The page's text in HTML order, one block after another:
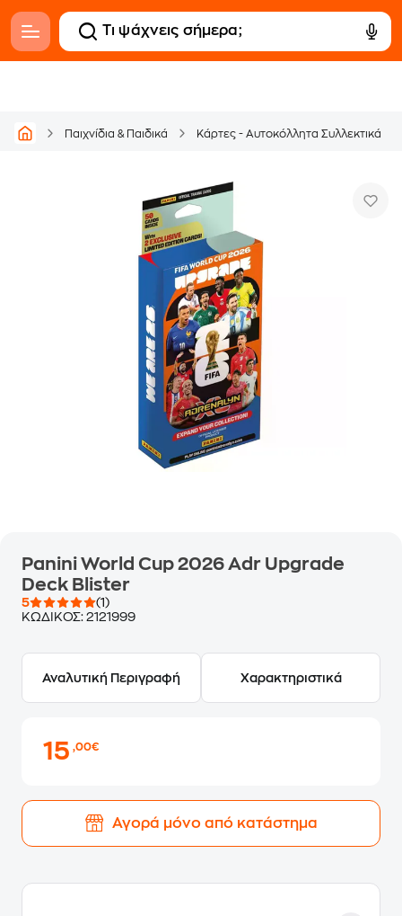
Παιχνίδια & Παιδικά Κάρτες - Αυτοκόλλητα Συλλεκτικά
Panini World Cup 2026 Adr Upgrade
Deck Blister
5
(1)
ΚΩΔΙΚΟΣ: 2121999
Αναλυτική Περιγραφή Χαρακτηριστικά
15,00€
Αγορά μόνο από κατάστημα